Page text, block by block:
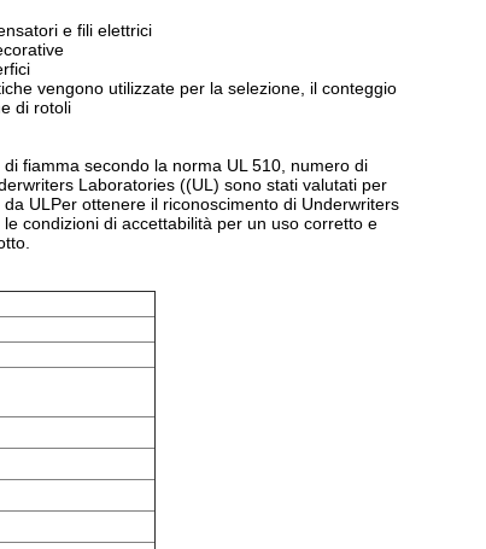
e fili elettrici
vengono utilizzate per la selezione, il conteggio
di rotoli
fiamma secondo la norma UL 510, numero di
Laboratories ((UL) sono stati valutati per
ULPer ottenere il riconoscimento di Underwriters
condizioni di accettabilità per un uso corretto e